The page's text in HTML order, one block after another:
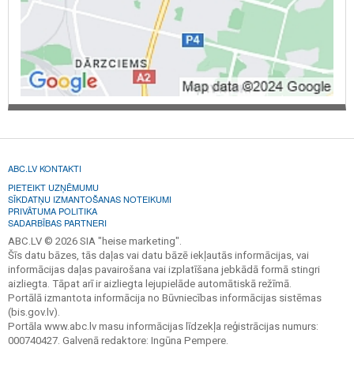
ABC.LV KONTAKTI
PIETEIKT UZŅĒMUMU
SĪKDATŅU IZMANTOŠANAS NOTEIKUMI
PRIVĀTUMA POLITIKA
SADARBĪBAS PARTNERI
ABC.LV © 2026 SIA "heise marketing".
Šīs datu bāzes, tās daļas vai datu bāzē iekļautās informācijas, vai
informācijas daļas pavairošana vai izplatīšana jebkādā formā stingri
aizliegta. Tāpat arī ir aizliegta lejupielāde automātiskā režīmā.
Portālā izmantota informācija no Būvniecības informācijas sistēmas
(bis.gov.lv).
Portāla www.abc.lv masu informācijas līdzekļa reģistrācijas numurs:
000740427. Galvenā redaktore: Ingūna Pempere.